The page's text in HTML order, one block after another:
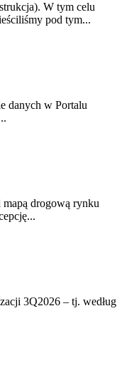
W tym celu
pod tym...
danych w Portalu
mapą drogową rynku
3Q2026 – tj. według